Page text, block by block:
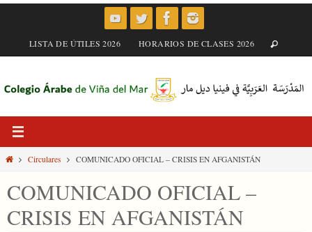
LISTA DE ÚTILES 2026 HORARIOS DE CLASES 2026
HomeCirculares COMUNICADO OFICIAL – CRISIS EN AFGANISTÁN
COMUNICADO OFICIAL –
CRISIS EN AFGANISTÁN